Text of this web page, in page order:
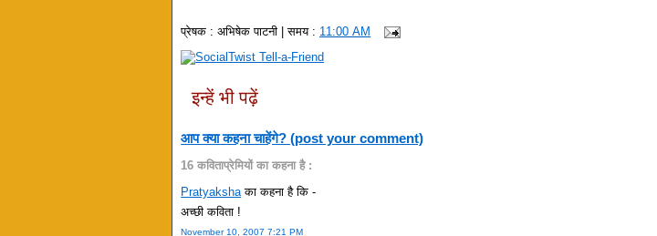
प्रेषक :अभिषेक पाटनी | समय : 11:00 AM
इन्हें भी पढ़ें
आप क्या कहना चाहेंगे? (post your comment)
16 कविताप्रेमियों का कहना है :
Pratyaksha का कहना है कि -
अच्छी कविता !
November 10, 2007 7:21 PM